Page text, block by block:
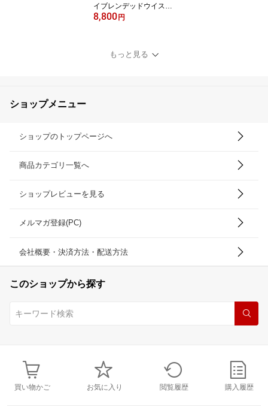
イブレンデッドウイスキ
ー 倉吉 シェリーカスク1
ト 父の日 御歳暮 御祝
8,800 円
もっと見る
ショップメニュー
ショップのトップページへ
商品カテゴリ一覧へ
ショップレビューを見る
メルマガ登録(PC)
会社概要・決済方法・配送方法
このショップから探す
買い物かご お気に入り 閲覧履歴 購入履歴